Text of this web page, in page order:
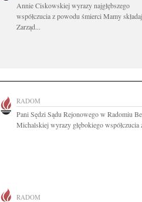
Annie Ciskowskiej wyrazy najgłębszego
współczucia z powodu śmierci Mamy
Zarząd...
RADOM
Pani Sędzi Sądu Rejonowego w Radomiu
Michalskiej wyrazy głębokiego współczucia
RADOM